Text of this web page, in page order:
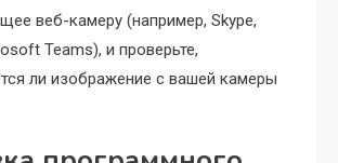
веб-камеру (например, Skype,
Teams), и проверьте,
ли изображение с вашей камеры